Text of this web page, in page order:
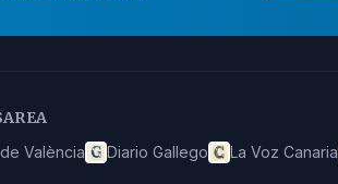
València Diario Gallego La Voz Canaria